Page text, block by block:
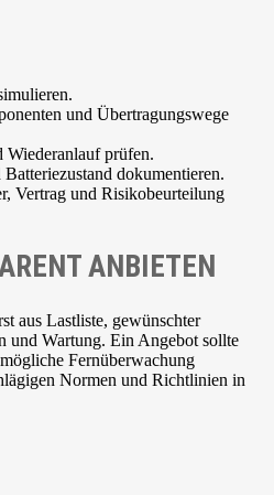
und Übertragungswege
Wiederanlauf prüfen.
dokumentieren.
Vertrag und Risikobeurteilung
ANBIETEN
aus Lastliste, gewünschter
und Wartung. Ein Angebot sollte
Fernüberwachung
Normen und Richtlinien in